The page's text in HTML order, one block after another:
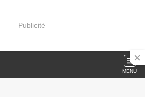
Publicité
MENU